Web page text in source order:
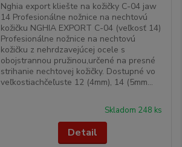
Nghia export kliešte na kožičky C-04 jaw
14 Profesionálne nožnice na nechtovú
kožičku NGHIA EXPORT C-04 (veľkosť 14)
Profesionálne nožnice na nechtovú
kožičku z nehrdzavejúcej ocele s
obojstrannou pružinou,určené na presné
strihanie nechtovej kožičky. Dostupné vo
veľkostiachčeľuste 12 (4mm), 14 (5mm...
Skladom 248 ks
Detail